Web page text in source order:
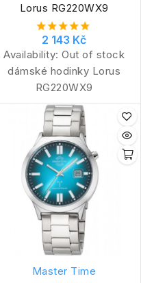
Lorus RG220WX9
2 143 Kč
Availability: Out of stock
dámské hodinky Lorus
RG220WX9
Master Time